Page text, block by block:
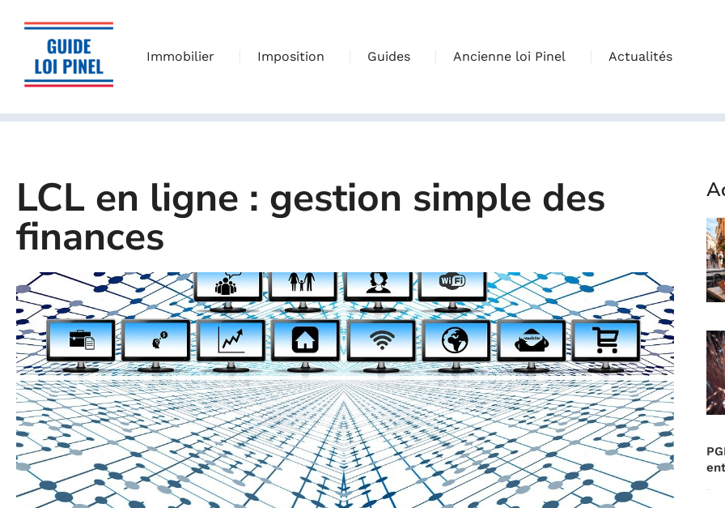
Immobilier Imposition Guides Ancienne loi Pinel Actualités
LCL en ligne : gestion simple des
finances